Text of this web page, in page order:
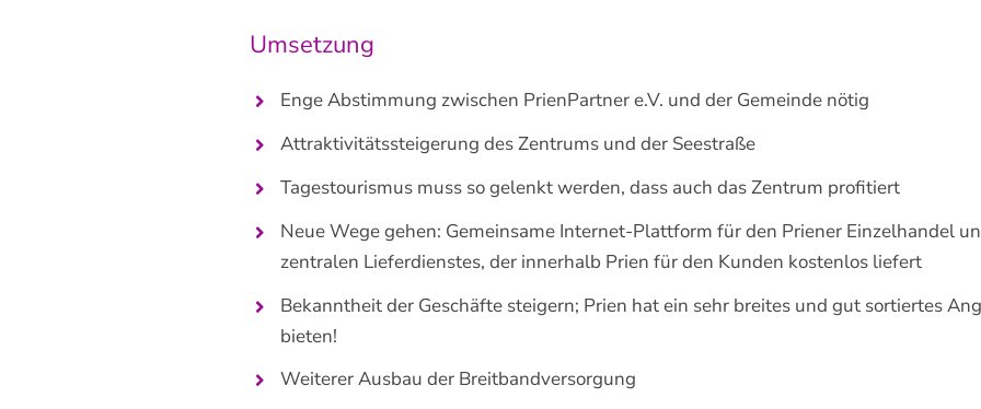
Umsetzung
Enge Abstimmung zwischen PrienPartner e.V. und der Gemeinde nötig
Attraktivitätssteigerung des Zentrums und der Seestraße
Tagestourismus muss so gelenkt werden, dass auch das Zentrum profitiert
Neue Wege gehen: Gemeinsame Internet-Plattform für den Priener Einzelhandel
zentralen Lieferdienstes, der innerhalb Prien für den Kunden kostenlos liefert
Bekanntheit der Geschäfte steigern; Prien hat ein sehr breites und gut sortiertes
bieten!
Weiterer Ausbau der Breitbandversorgung